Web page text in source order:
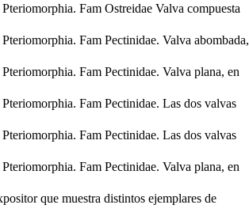
Fam Ostreidae Valva compuesta
Fam Pectinidae. Valva abombada,
Fam Pectinidae. Valva plana, en
Fam Pectinidae. Las dos valvas
Fam Pectinidae. Las dos valvas
Fam Pectinidae. Valva plana, en
que muestra distintos ejemplares de